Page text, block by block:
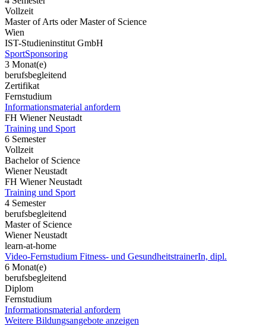
Vollzeit
Master of Arts oder Master of Science
Wien
IST-Studieninstitut GmbH
SportSponsoring
3 Monat(e)
berufsbegleitend
Zertifikat
Fernstudium
Informationsmaterial anfordern
FH Wiener Neustadt
Training und Sport
6 Semester
Vollzeit
Bachelor of Science
Wiener Neustadt
FH Wiener Neustadt
Training und Sport
4 Semester
berufsbegleitend
Master of Science
Wiener Neustadt
learn-at-home
Video-Fernstudium Fitness- und GesundheitstrainerIn, dipl.
6 Monat(e)
berufsbegleitend
Diplom
Fernstudium
Informationsmaterial anfordern
Weitere Bildungsangebote anzeigen